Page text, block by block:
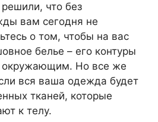
что без
вам сегодня не
о том, чтобы на вас
белье – его контуры
окружающим. Но все же
вся ваша одежда будет
тканей, которые
к телу.